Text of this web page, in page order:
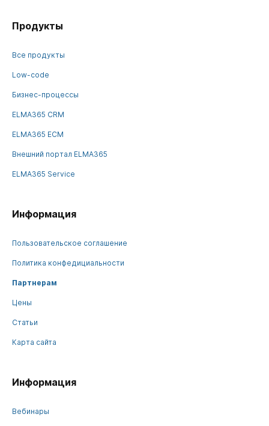
Продукты
Все продукты
Low-code
Бизнес-процессы
ELMA365 CRM
ELMA365 ECM
Внешний портал ELMA365
ELMA365 Service
Информация
Пользовательское соглашение
Политика конфедициальности
Партнерам
Цены
Статьи
Карта сайта
Информация
Вебинары